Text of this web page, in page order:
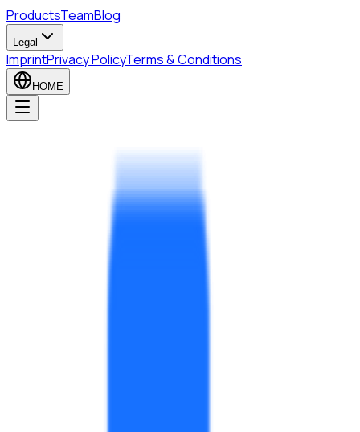
ProductsTeamBlog
Legal
ImprintPrivacy PolicyTerms & Conditions
HOME